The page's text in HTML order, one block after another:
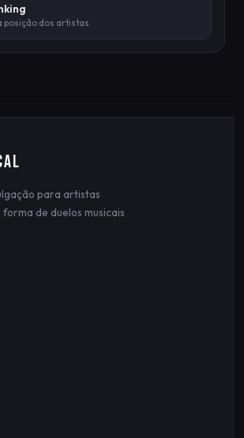
posição dos artistas
para artistas
de duelos musicais